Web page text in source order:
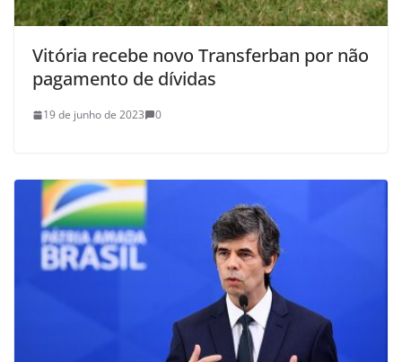
Vitória recebe novo Transferban por não
pagamento de dívidas
19 de junho de 2023 0